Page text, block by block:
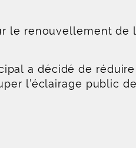
le renouvellement de
a décidé de
l’éclairage public de